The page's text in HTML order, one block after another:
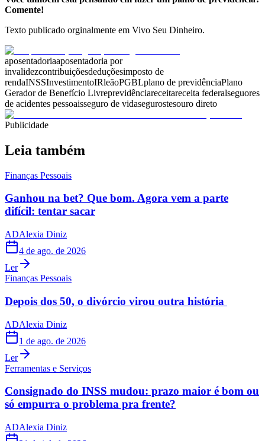
Comente!
Texto publicado orginalmente em Vivo Seu Dinheiro.
aposentadoriaaposentadoria por
invalidezcontribuiçõesdeduçõesimposto de
rendaINSSInvestimentoIRleãoPGBLplano de previdênciaPlano
Gerador de Benefício Livreprevidênciareceitareceita federalseguores
de acidentes pessoaisseguro de vidasegurostesouro direto
Publicidade
Leia também
Finanças Pessoais
Ganhou na bet? Que bom. Agora vem a parte
difícil: tentar sacar
ADAlexia Diniz
4 de ago. de 2026
Ler
Finanças Pessoais
Depois dos 50, o divórcio virou outra história
ADAlexia Diniz
1 de ago. de 2026
Ler
Ferramentas e Serviços
Consignado do INSS mudou: prazo maior é bom ou
só empurra o problema pra frente?
ADAlexia Diniz